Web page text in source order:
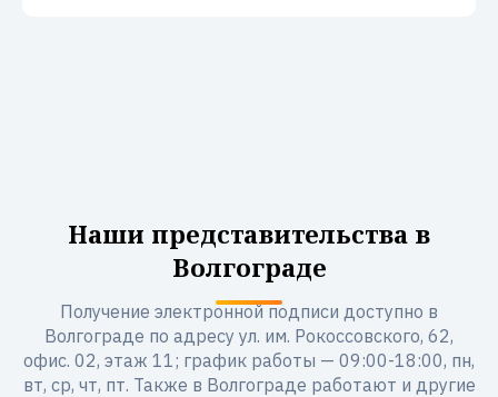
Наши представительства в
Волгограде
Получение электронной подписи доступно в
Волгограде по адресу ул. им. Рокоссовского, 62,
офис. 02, этаж 11; график работы — 09:00-18:00, пн,
вт, ср, чт, пт. Также в Волгограде работают и другие